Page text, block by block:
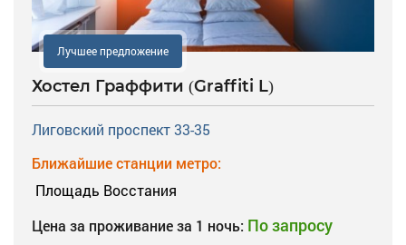
Лучшее предложение
Хостел Граффити (Graffiti L)
Лиговский проспект 33-35
Ближайшие станции метро:
Площадь Восстания
Цена за проживание за 1 ночь: По запросу